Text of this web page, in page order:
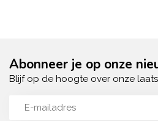
Abonneer je op onze
Blijf op de hoogte over onze